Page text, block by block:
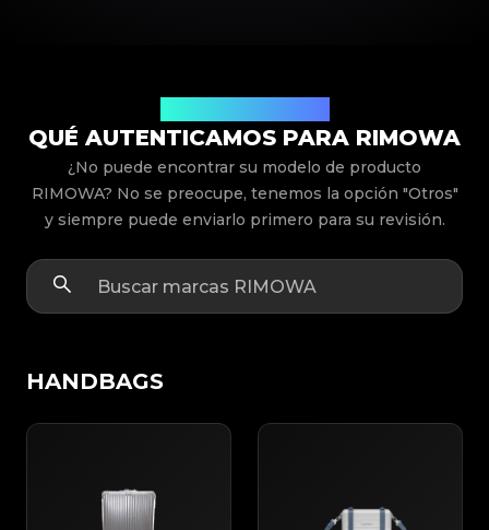
QUÉ AUTENTICAMOS PARA RIMOWA
¿No puede encontrar su modelo de producto
RIMOWA? No se preocupe, tenemos la opción "Otros"
y siempre puede enviarlo primero para su revisión.
HANDBAGS